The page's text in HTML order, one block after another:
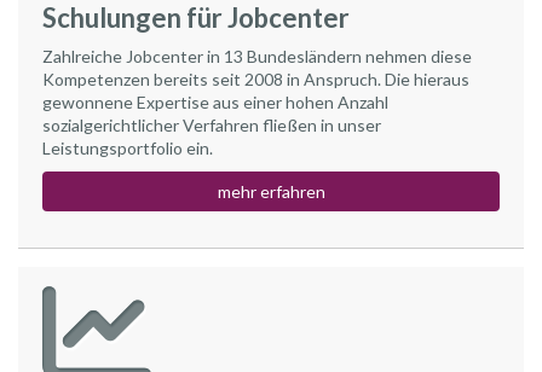
Schulungen für Jobcenter
Zahlreiche Jobcenter in 13 Bundesländern nehmen diese
Kompetenzen bereits seit 2008 in Anspruch. Die hieraus
gewonnene Expertise aus einer hohen Anzahl
sozialgerichtlicher Verfahren fließen in unser
Leistungsportfolio ein.
mehr erfahren